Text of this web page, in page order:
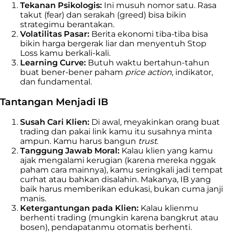
Tekanan Psikologis: Ini musuh nomor satu. Rasa
takut (fear) dan serakah (greed) bisa bikin
strategimu berantakan.
Volatilitas Pasar: Berita ekonomi tiba-tiba bisa
bikin harga bergerak liar dan menyentuh Stop
Loss kamu berkali-kali.
Learning Curve: Butuh waktu bertahun-tahun
buat bener-bener paham price action, indikator,
dan fundamental.
Tantangan Menjadi IB
Susah Cari Klien: Di awal, meyakinkan orang buat
trading dan pakai link kamu itu susahnya minta
ampun. Kamu harus bangun trust.
Tanggung Jawab Moral: Kalau klien yang kamu
ajak mengalami kerugian (karena mereka nggak
paham cara mainnya), kamu seringkali jadi tempat
curhat atau bahkan disalahin. Makanya, IB yang
baik harus memberikan edukasi, bukan cuma janji
manis.
Ketergantungan pada Klien: Kalau klienmu
berhenti trading (mungkin karena bangkrut atau
bosen), pendapatanmu otomatis berhenti.